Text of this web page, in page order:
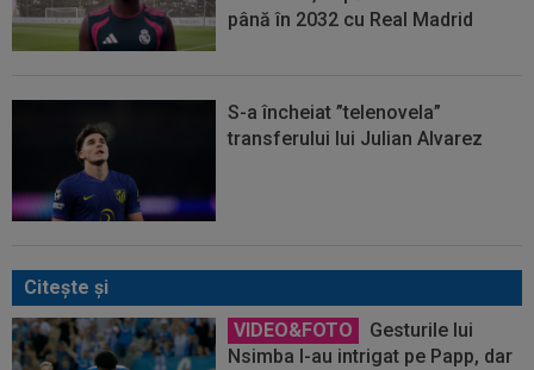
până în 2032 cu Real Madrid
S-a încheiat ”telenovela”
transferului lui Julian Alvarez
Citeşte şi
VIDEO&FOTO
Gesturile lui
Nsimba l-au intrigat pe Papp, dar